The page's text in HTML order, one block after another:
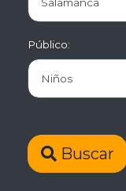
Público:
Buscar